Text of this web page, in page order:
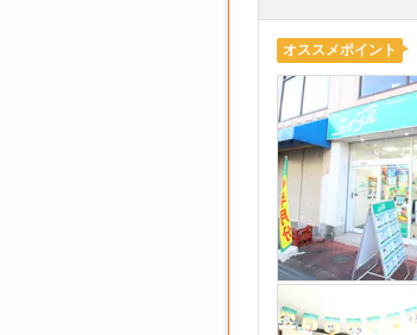
オススメポイント